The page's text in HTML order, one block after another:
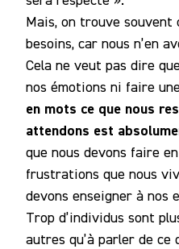
Mais, on trouve souvent
besoins, car nous n’en
Cela ne veut pas dire
nos émotions ni faire
en mots ce que nous
attendons est
que nous devons faire
frustrations que nous
devons enseigner à nos
Trop d’individus sont
autres qu’à parler de ce